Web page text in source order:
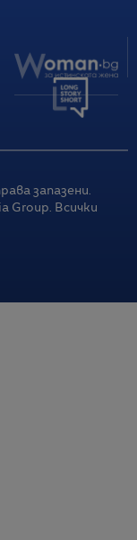
запазени.
Group. Всички